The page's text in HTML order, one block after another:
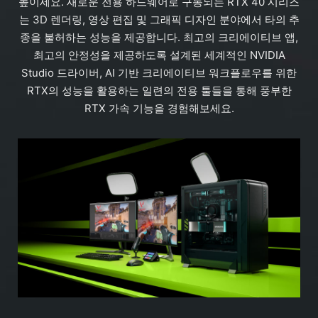
는 3D 렌더링, 영상 편집 및 그래픽 디자인 분야에서 타의 추
종을 불허하는 성능을 제공합니다. 최고의 크리에이티브 앱,
최고의 안정성을 제공하도록 설계된 세계적인 NVIDIA
Studio 드라이버, AI 기반 크리에이티브 워크플로우를 위한
RTX의 성능을 활용하는 일련의 전용 툴들을 통해 풍부한
RTX 가속 기능을 경험해보세요.